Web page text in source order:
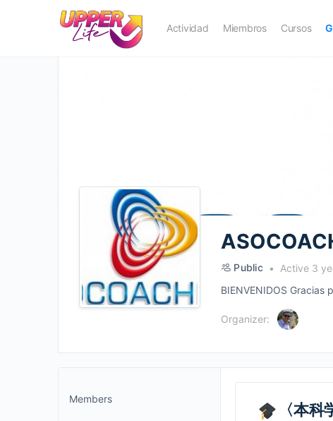
Actividad Miembros Cursos
Public
Active 3
BIENVENIDOS
Organizer:
Members
〈本